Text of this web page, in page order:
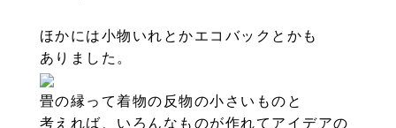
ほかには小物いれとかエコバックとかも
ありました。
畳の縁って着物の反物の小さいものと
考えれば、いろんなものが作れてアイデアの